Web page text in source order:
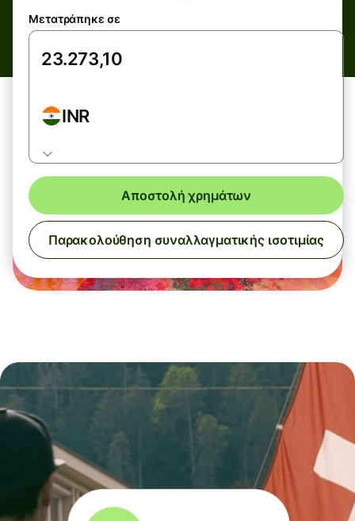
Μετατράπηκε σε
INR
Αποστολή χρημάτων
Παρακολούθηση συναλλαγματικής ισοτιμίας